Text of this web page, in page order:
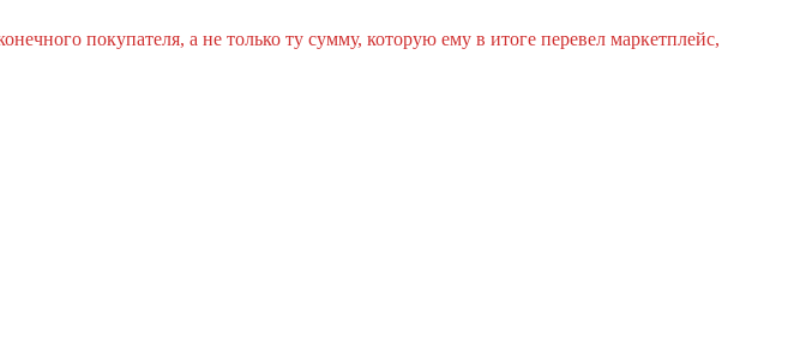
покупателя, а не только ту сумму, которую ему в итоге перевел маркетплейс,